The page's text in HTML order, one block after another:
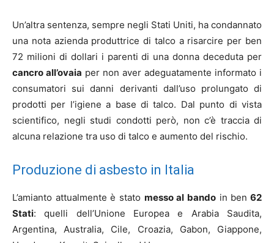
Un’altra sentenza, sempre negli Stati Uniti, ha condannato
una nota azienda produttrice di talco a risarcire per ben
72 milioni di dollari i parenti di una donna deceduta per
cancro all’ovaia per non aver adeguatamente informato i
consumatori sui danni derivanti dall’uso prolungato di
prodotti per l’igiene a base di talco. Dal punto di vista
scientifico, negli studi condotti però, non c’è traccia di
alcuna relazione tra uso di talco e aumento del rischio.
Produzione di asbesto in Italia
L’amianto attualmente è stato messo al bando in ben 62
Stati: quelli dell’Unione Europea e Arabia Saudita,
Argentina, Australia, Cile, Croazia, Gabon, Giappone,